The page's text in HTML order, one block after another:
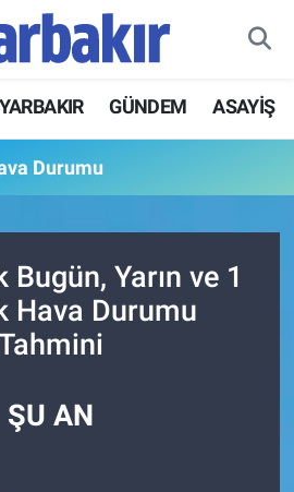
GÜNDEM ASAYİŞ
Durumu
Yarın ve 1
Hava Durumu
ŞU AN
ve Fikstür